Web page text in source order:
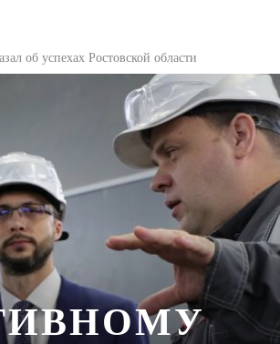
об успехах Ростовской области